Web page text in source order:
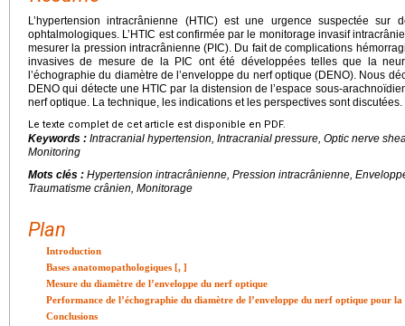
L’hypertension intracrânienne (HTIC) est une urgence suspectée sur
ophtalmologiques. L’HTIC est confirmée par le monitorage invasif
mesurer la pression intracrânienne (PIC). Du fait de complications
invasives de mesure de la PIC ont été développées telles que la
l’échographie du diamètre de l’enveloppe du nerf optique (DENO). Nous
DENO qui détecte une HTIC par la distension de l’espace sous-
nerf optique. La technique, les indications et les perspectives sont discutées.
Le texte complet de cet article est disponible en PDF.
Keywords : Intracranial hypertension, Intracranial pressure, Optic nerve
Monitoring
Mots clés : Hypertension intracrânienne, Pression intracrânienne,
Traumatisme crânien, Monitorage
Plan
Introduction
Bases anatomopathologiques [, ]
Mesure du diamètre de l’enveloppe du nerf optique
Performance de l’échographie du diamètre de l’enveloppe du nerf optique pour
Conclusions